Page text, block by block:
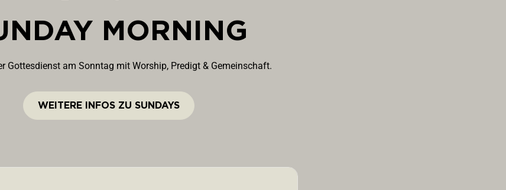
MORNING
Gottesdienst am Sonntag mit Worship, Predigt & Gemeinschaft.
WEITERE INFOS ZU SUNDAYS